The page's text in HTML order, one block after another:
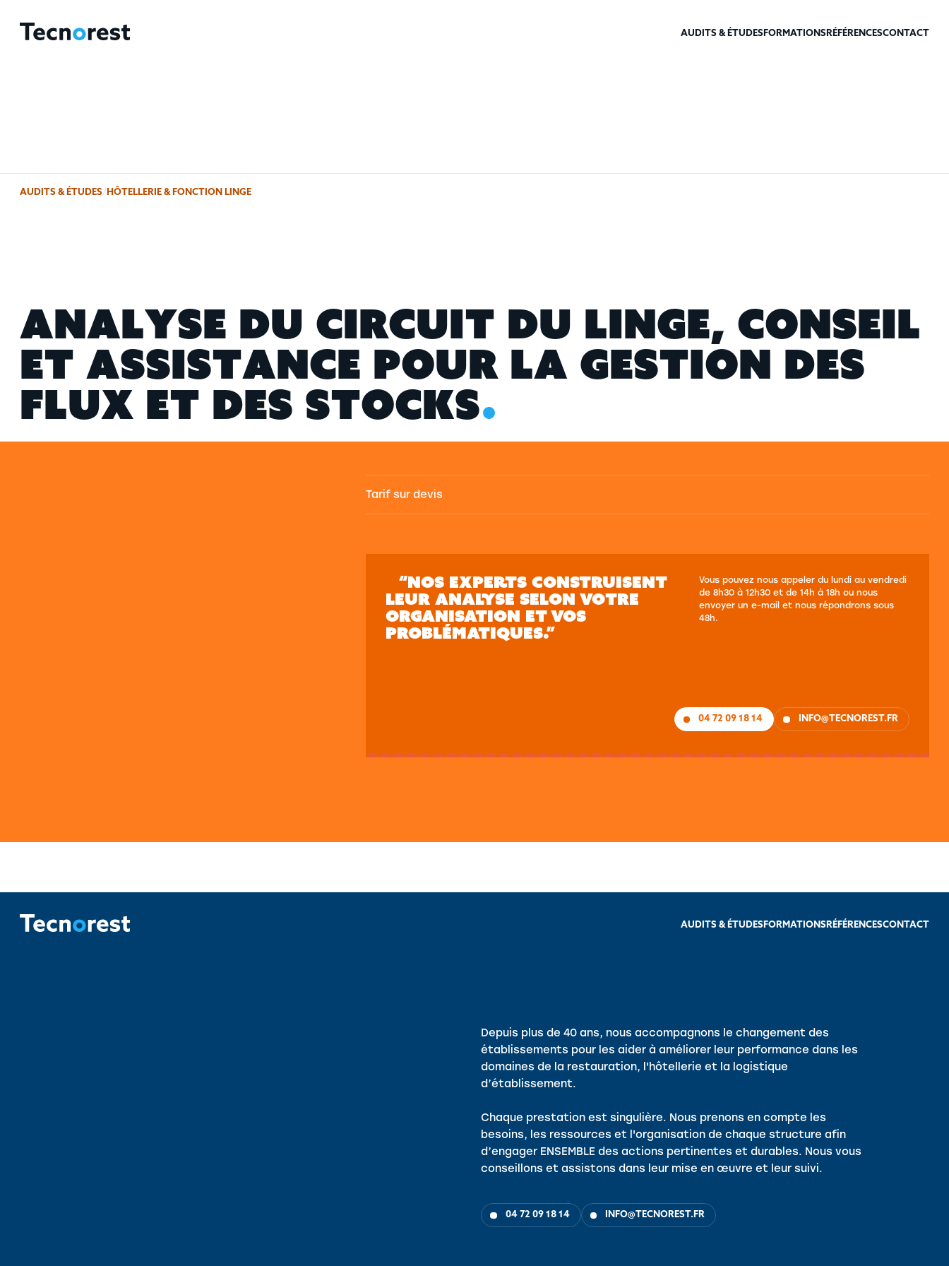
AUDITS & ÉTUDES FORMATIONS RÉFÉRENCESCONTACT
AUDITS & ÉTUDES/ HÔTELLERIE & FONCTION LINGE
ANALYSE DU CIRCUIT DU LINGE, CONSEIL
ET ASSISTANCE POUR LA GESTION DES
FLUX ET DES STOCKS
Tarif sur devis
“NOS EXPERTS CONSTRUISENT
LEUR ANALYSE SELON VOTRE
ORGANISATION ET VOS
PROBLÉMATIQUES.”
Vous pouvez nous appeler du lundi au vendredi
de 8h30 à 12h30 et de 14h à 18h ou nous
envoyer un e-mail et nous répondrons sous
48h.
04 72 09 18 14 INFO@TECNOREST.FR
AUDITS & ÉTUDES FORMATIONS RÉFÉRENCESCONTACT
Depuis plus de 40 ans, nous accompagnons le changement des
établissements pour les aider à améliorer leur performance dans les
domaines de la restauration, l'hôtellerie et la logistique
d’établissement.
Chaque prestation est singulière. Nous prenons en compte les
besoins, les ressources et l'organisation de chaque structure afin
d’engager ENSEMBLE des actions pertinentes et durables. Nous vous
conseillons et assistons dans leur mise en œuvre et leur suivi.
04 72 09 18 14 INFO@TECNOREST.FR